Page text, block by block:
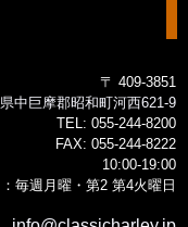
〒 409-3851
中巨摩郡昭和町河西621-9
TEL: 055-244-8200
FAX: 055-244-8222
10:00-19:00
毎週月曜・第2 第4火曜日